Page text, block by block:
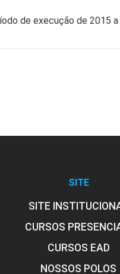
de execução de 2015 a
SITE
SITE
CURSOS
CURSOS EAD
NOSSOS POLOS